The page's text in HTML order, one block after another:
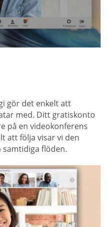
gör det enkelt att
med. Ditt gratiskonto
på en videokonferens
att följa visar vi den
flöden.